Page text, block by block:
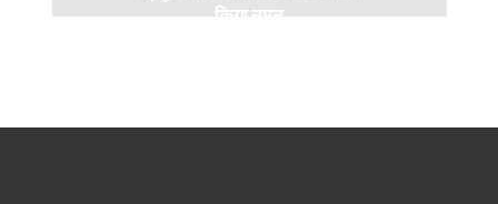
किया नमन